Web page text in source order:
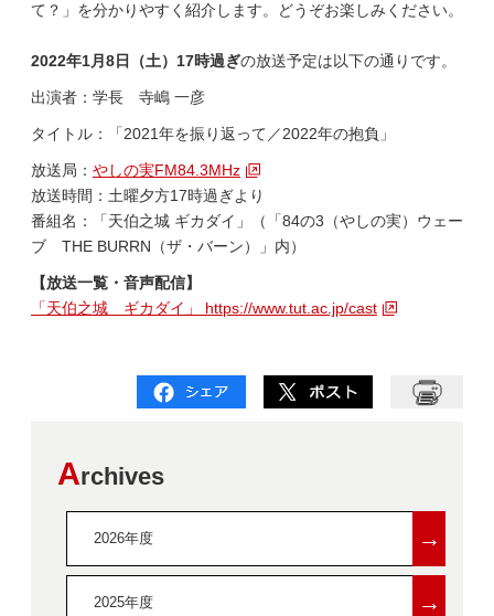
て？」を分かりやすく紹介します。どうぞお楽しみください。
2022年1月8日（土） 17時過ぎの放送予定は以下の通りです。
出演者：学長 寺嶋 一彦
タイトル：「2021年を振り返って／2022年の抱負」
放送局： やしの実FM84.3MHz
放送時間：土曜夕方17時過ぎより
番組名：「天伯之城 ギカダイ」（「84の3（やしの実）ウェー
ブ THE BURRN（ザ・バーン）」内）
【放送一覧・音声配信】
「天伯之城 ギカダイ」 https://www.tut.ac.jp/cast
Archives
2026年度 →
2025年度 →